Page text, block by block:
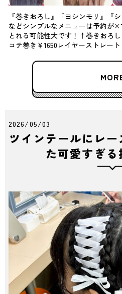
『巻きおろし』『ヨシンモリ』『
などシンプルなメニューは予約が
とれる可能性大です！↑巻きおろ
コテ巻き￥1650レイヤーストレー
2026/05/03
ツインテールにレ
た可愛すぎ